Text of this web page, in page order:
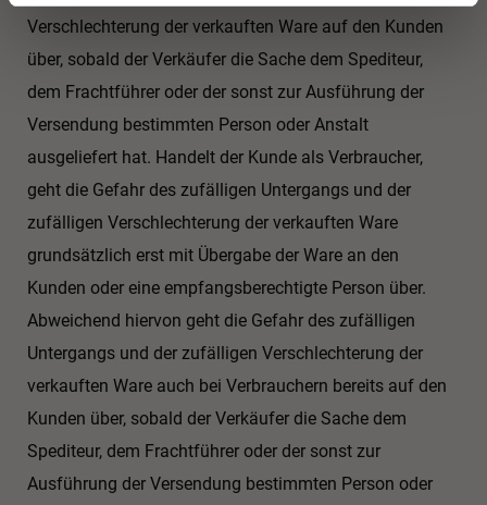
Verschlechterung der verkauften Ware auf den Kunden
über, sobald der Verkäufer die Sache dem Spediteur,
dem Frachtführer oder der sonst zur Ausführung der
Versendung bestimmten Person oder Anstalt
ausgeliefert hat. Handelt der Kunde als Verbraucher,
geht die Gefahr des zufälligen Untergangs und der
zufälligen Verschlechterung der verkauften Ware
grundsätzlich erst mit Übergabe der Ware an den
Kunden oder eine empfangsberechtigte Person über.
Abweichend hiervon geht die Gefahr des zufälligen
Untergangs und der zufälligen Verschlechterung der
verkauften Ware auch bei Verbrauchern bereits auf den
Kunden über, sobald der Verkäufer die Sache dem
Spediteur, dem Frachtführer oder der sonst zur
Ausführung der Versendung bestimmten Person oder